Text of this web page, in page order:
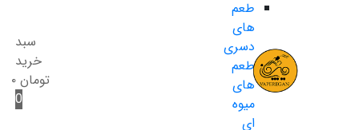
طعم
های
دسری
طعم
های
میوه
ای
سبد
خرید
تومان ۰
0